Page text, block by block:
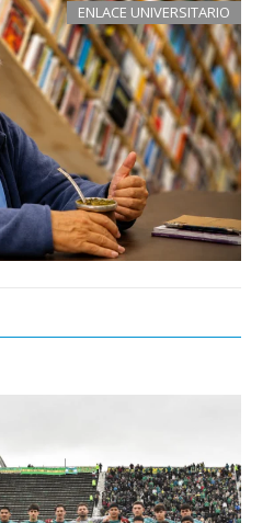
ENLACE UNIVERSITARIO